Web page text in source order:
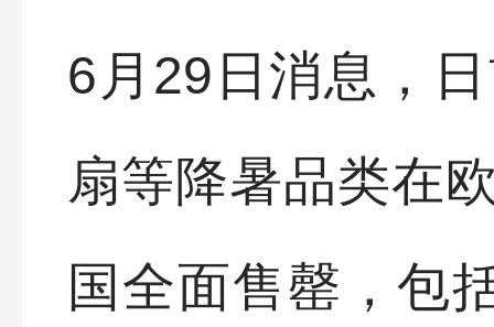
6月29日消息，
扇等降暑品类在
国全面售罄，包